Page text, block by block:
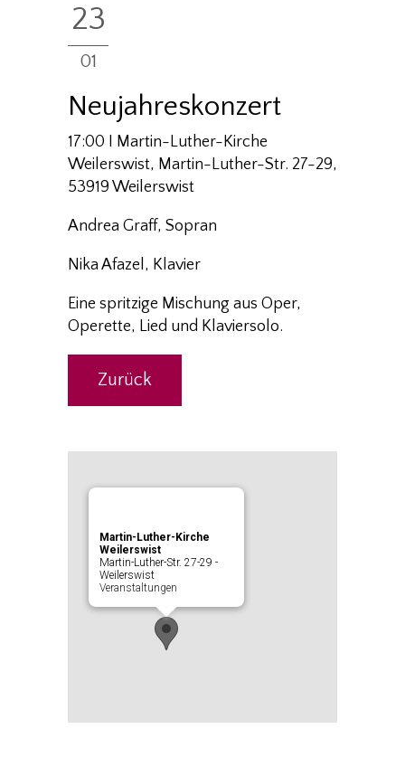
23
01
Neujahreskonzert
17:00 I Martin-Luther-Kirche
Weilerswist, Martin-Luther-Str. 27-29,
53919 Weilerswist
Andrea Graff, Sopran
Nika Afazel, Klavier
Eine spritzige Mischung aus Oper,
Operette, Lied und Klaviersolo.
Zurück
Martin-Luther-Kirche
Weilerswist
Martin-Luther-Str. 27-29 -
Weilerswist
Veranstaltungen